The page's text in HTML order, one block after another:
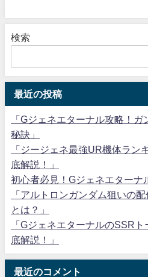
検索
最近の投稿
「Gジェネエターナル攻略！
秘訣」
「ジージェネ最強UR機体ラン
底解説！」
初心者必見！Gジェネエターナ
「アルトロンガンダム狙いの
とは？」
「GジェネエターナルのSSR
底解説！」
最近のコメント